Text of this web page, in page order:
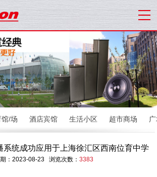
/场 酒店宾馆 生活小区 超市商场
系统成功应用于上海徐汇区西南位育中学
期：2023-08-23 浏览次数：3383